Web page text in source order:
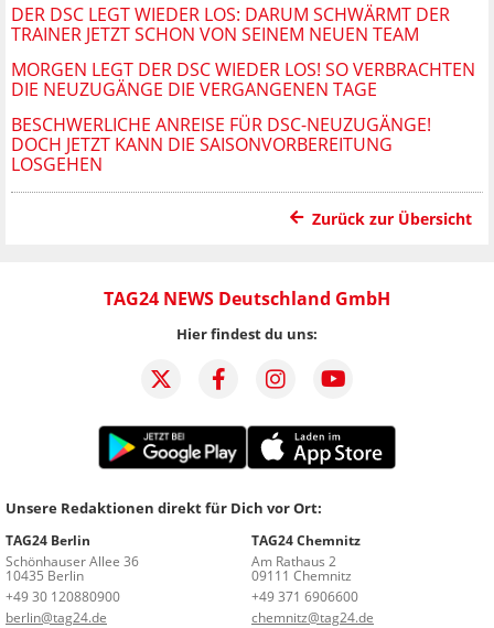
DER DSC LEGT WIEDER LOS: DARUM SCHWÄRMT DER
TRAINER JETZT SCHON VON SEINEM NEUEN TEAM
MORGEN LEGT DER DSC WIEDER LOS! SO VERBRACHTEN
DIE NEUZUGÄNGE DIE VERGANGENEN TAGE
BESCHWERLICHE ANREISE FÜR DSC-NEUZUGÄNGE!
DOCH JETZT KANN DIE SAISONVORBEREITUNG
LOSGEHEN
Zurück zur Übersicht
TAG24 NEWS Deutschland GmbH
Hier findest du uns:
Unsere Redaktionen direkt für Dich vor Ort:
TAG24 Berlin
Schönhauser Allee 36
10435 Berlin
+49 30 120880900
berlin@tag24.de
TAG24 Chemnitz
Am Rathaus 2
09111 Chemnitz
+49 371 6906600
chemnitz@tag24.de